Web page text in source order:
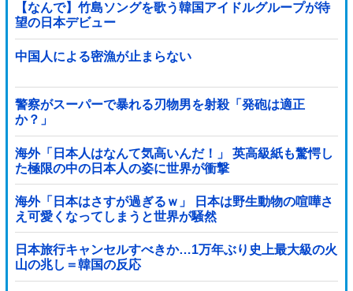
【なんで】竹島ソングを歌う韓国アイドルグループが待
望の日本デビュー
中国人による密漁が止まらない
警察がスーパーで暴れる刃物男を射殺「発砲は適正
か？」
海外「日本人はなんて気高いんだ！」 英高級紙も驚愕し
た極限の中の日本人の姿に世界が衝撃
海外「日本はさすが過ぎるｗ」 日本は野生動物の喧嘩さ
え可愛くなってしまうと世界が騒然
日本旅行キャンセルすべきか…1万年ぶり史上最大級の火
山の兆し＝韓国の反応